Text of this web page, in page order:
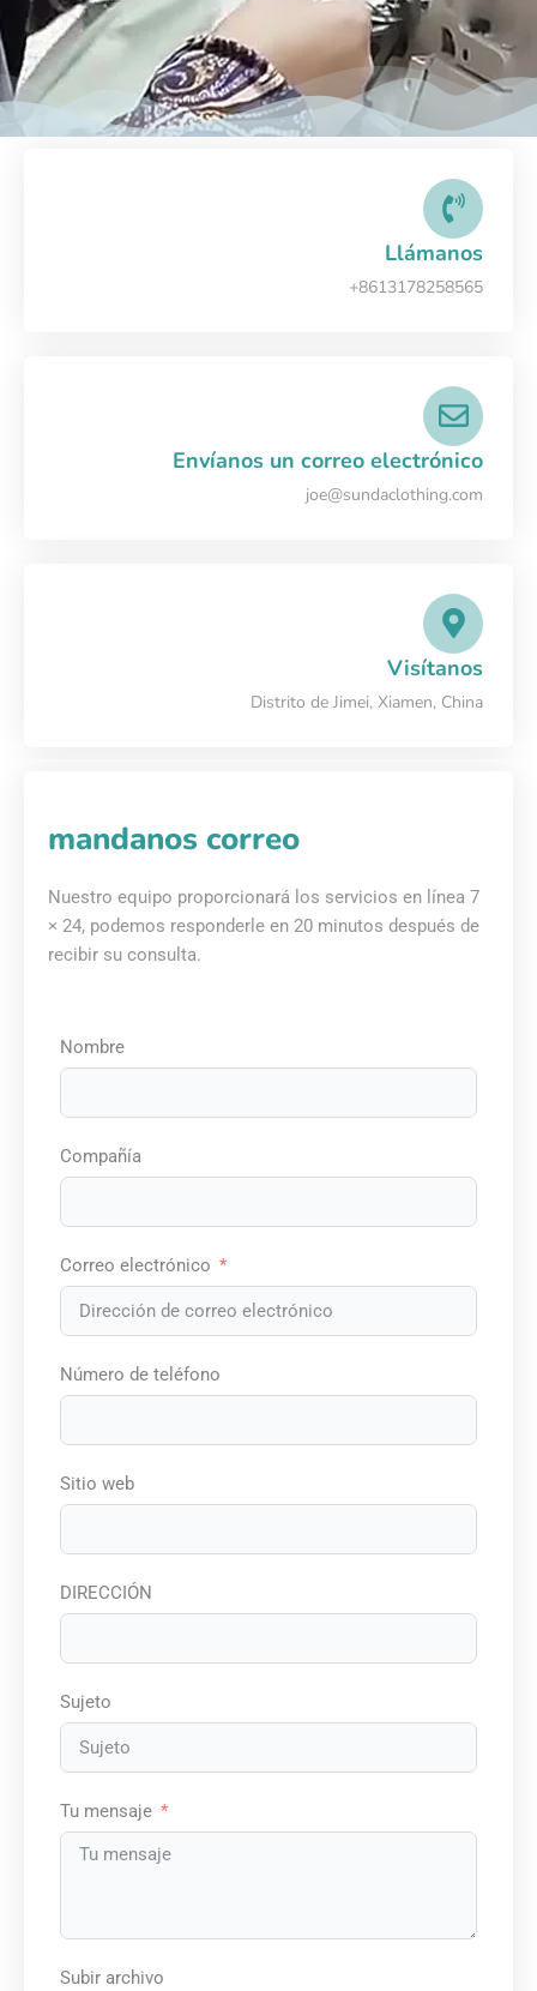
Llámanos
+8613178258565
Envíanos un correo electrónico
joe@sundaclothing.com
Visítanos
Distrito de Jimei, Xiamen, China
mandanos correo
Nuestro equipo proporcionará los servicios en línea 7
× 24, podemos responderle en 20 minutos después de
recibir su consulta.
Nombre
Compañía
Correo electrónico
Número de teléfono
Sitio web
DIRECCIÓN
Sujeto
Tu mensaje
Subir archivo